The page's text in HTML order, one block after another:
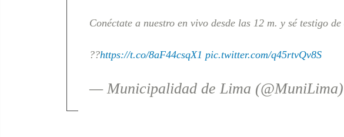
Conéctate a nuestro en vivo desde las 12 m. y sé testigo
??https://t.co/8aF44csqX1 pic.twitter.com/q45rtvQv8S
— Municipalidad de Lima (@MuniLima)